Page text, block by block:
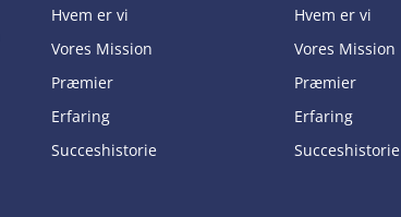
Hvem er vi
Vores Mission
Præmier
Erfaring
Succeshistorie
Hvem er vi
Vores Mission
Præmier
Erfaring
Succeshistorie